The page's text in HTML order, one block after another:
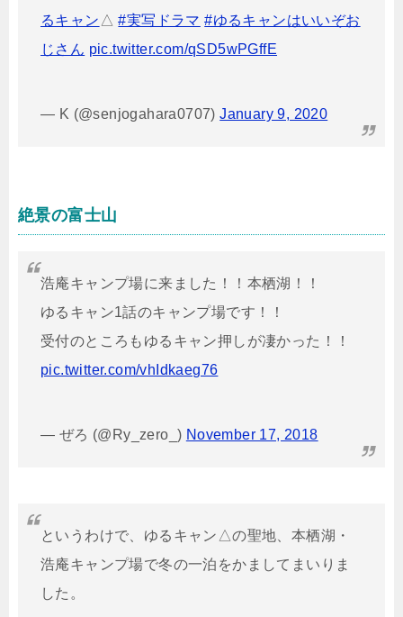
るキャン △#実写ドラマ #ゆるキャンはいいぞお
じさん pic.twitter.com/qSD5wPGffE
— K (@senjogahara0707)January 9, 2020
絶景の富士山
浩庵キャンプ場に来ました！！本栖湖！！
ゆるキャン1話のキャンプ場です！！
受付のところもゆるキャン押しが凄かった！！
pic.twitter.com/vhIdkaeg76
— ぜろ (@Ry_zero_) November 17, 2018
というわけで、ゆるキャン△の聖地、本栖湖・
浩庵キャンプ場で冬の一泊をかましてまいりま
した。